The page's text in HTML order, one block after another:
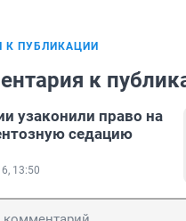
К ПУБЛИКАЦИИ
к
узаконили право на
седацию
13:50